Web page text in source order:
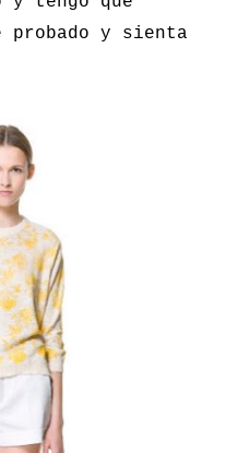
probado y sienta